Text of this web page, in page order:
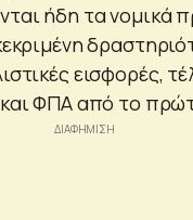
ήδη τα νομικά
εισφορές,
ΦΠΑ από το